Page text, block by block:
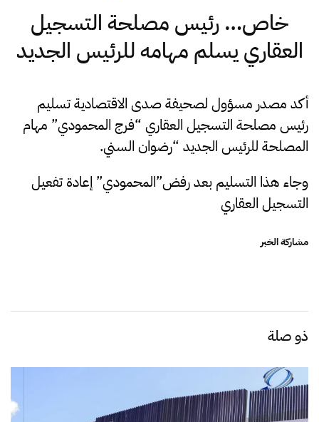
خاص… رئيس مصلحة التسجيل
العقاري يسلم مهامه للرئيس الجديد
أكد مصدر مسؤول لصحيفة صدى الاقتصادية تسليم
رئيس مصلحة التسجيل العقاري “فرج المحمودي” مهام
المصلحة للرئيس الجديد “رضوان السني.
وجاء هذا التسليم بعد رفض”المحمودي” إعادة تفعيل
التسجيل العقاري
مشاركة الخبر
ذو صلة